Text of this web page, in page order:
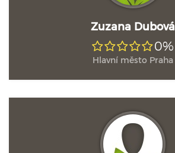
Zuzana Dubová
0%
Hlavní město Praha